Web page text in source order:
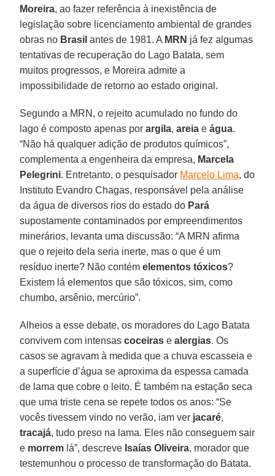
Moreira, ao fazer referência à inexistência de
legislação sobre licenciamento ambiental de grandes
obras no Brasil antes de 1981. A MRN já fez algumas
tentativas de recuperação do Lago Batata, sem
muitos progressos, e Moreira admite a
impossibilidade de retorno ao estado original.
Segundo a MRN, o rejeito acumulado no fundo do
lago é composto apenas porargila,areia eágua.
“Não há qualquer adição de produtos químicos”,
complementa a engenheira da empresa, Marcela
Pelegrini. Entretanto, o pesquisador Marcelo Lima, do
Instituto Evandro Chagas, responsável pela análise
da água de diversos rios do estado do Pará
supostamente contaminados por empreendimentos
minerários, levanta uma discussão: “A MRN afirma
que o rejeito dela seria inerte, mas o que é um
resíduo inerte? Não contémelementos tóxicos?
Existem lá elementos que são tóxicos, sim, como
chumbo, arsênio, mercúrio”.
Alheios a esse debate, os moradores do Lago Batata
convivem com intensascoceiras ealergias. Os
casos se agravam à medida que a chuva escasseia e
a superfície d’água se aproxima da espessa camada
de lama que cobre o leito. É também na estação seca
que uma triste cena se repete todos os anos: “Se
vocês tivessem vindo no verão, iam ver jacaré,
tracajá, tudo preso na lama. Eles não conseguem sair
e morrem lá”, descreve Isaías Oliveira, morador que
testemunhou o processo de transformação do Batata.